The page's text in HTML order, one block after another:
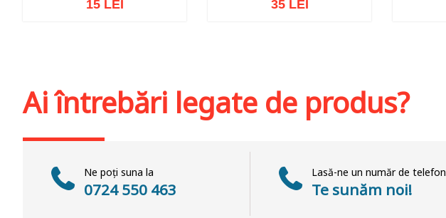
15 LEI 35 LEI
Ai întrebări legate de produs?
Ne poți suna la
0724 550 463
Lasă-ne un număr de telefon
Te sunăm noi!